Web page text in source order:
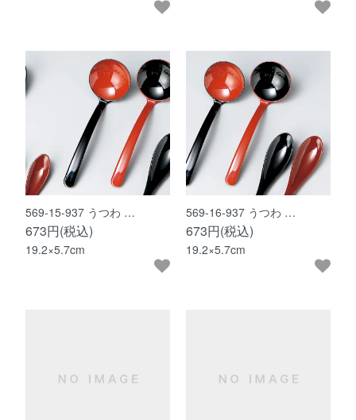
569-15-937 うつわ …
673円(税込)
19.2×5.7cm
569-16-937 うつわ …
673円(税込)
19.2×5.7cm